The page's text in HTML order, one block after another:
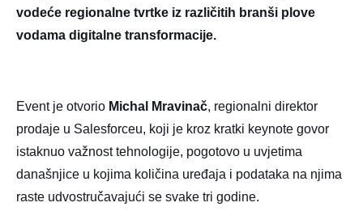
vodeće regionalne tvrtke iz različitih branši plove
vodama digitalne transformacije.
Event je otvorio Michal Mravinač, regionalni direktor
prodaje u Salesforceu, koji je kroz kratki keynote govor
istaknuo važnost tehnologije, pogotovo u uvjetima
današnjice u kojima količina uređaja i podataka na njima
raste udvostručavajući se svake tri godine.